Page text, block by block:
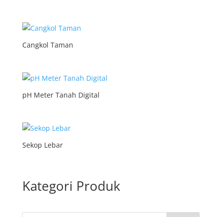
Cangkol Taman
pH Meter Tanah Digital
Sekop Lebar
Kategori Produk